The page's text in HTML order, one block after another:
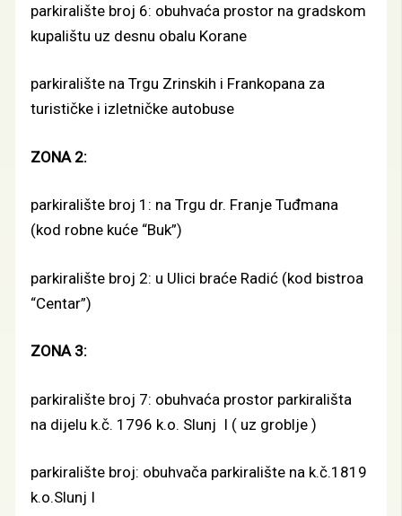
parkiralište broj 6: obuhvaća prostor na gradskom
kupalištu uz desnu obalu Korane
parkiralište na Trgu Zrinskih i Frankopana za
turističke i izletničke autobuse
ZONA 2:
parkiralište broj 1: na Trgu dr. Franje Tuđmana
(kod robne kuće “Buk”)
parkiralište broj 2: u Ulici braće Radić (kod bistroa
“Centar”)
ZONA 3:
parkiralište broj 7: obuhvaća prostor parkirališta
na dijelu k.č. 1796 k.o. Slunj I ( uz groblje )
parkiralište broj: obuhvača parkiralište na k.č.1819
k.o.Slunj I